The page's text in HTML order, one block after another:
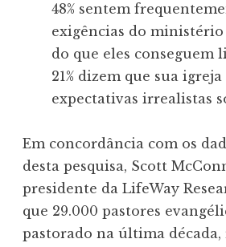
48% sentem
exigências do ministério
do que eles conseguem
21% dizem que sua
expectativas irrealistas
Em concordância com os
desta pesquisa, Scott
presidente da LifeWay
que 29.000 pastores
pastorado na última